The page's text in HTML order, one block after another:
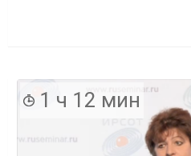
1 ч 12 мин